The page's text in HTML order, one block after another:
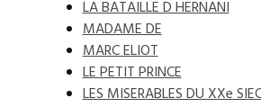
LA BATAILLE D HERNANI
MADAME DE
MARC ELIOT
LE PETIT PRINCE
LES MISERABLES DU XXe